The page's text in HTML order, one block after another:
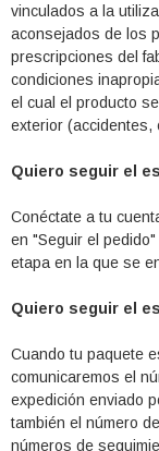
vinculados a la
aconsejados de los
prescripciones del
condiciones
el cual el producto
exterior (accidentes,
Quiero seguir el
Conéctate a tu
en "Seguir el
etapa en la que se
Quiero seguir el
Cuando tu paquete
comunicaremos el
expedición enviado
también el número
números de